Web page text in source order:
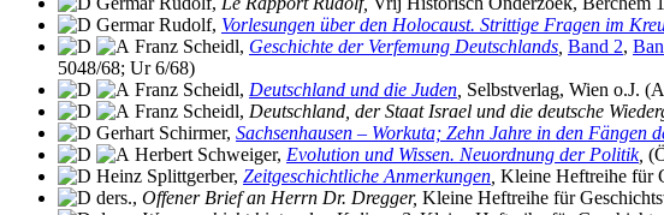
Germar Rudolf, Vorlesungen über den Holocaust. Strittige Fragen im
Franz Scheidl, Geschichte der Verfemung Deutschlands Band 2,
5048/68; Ur 6/68)
Franz Scheidl, Deutschland und die Juden Selbstverlag, Wien o.J.
Franz Scheidl, Deutschland, der Staat Israel und die deutsche
Gerhart Schirmer, Sachsenhausen – Workuta; Zehn Jahre in den Fängen
Herbert Schweiger, Evolution und Wissen. Neuordnung der Politik,
Heinz Splittgerber, Zeitgeschichtliche Anmerkungen Kleine Heftreihe für
ders., Offener Brief an Herrn Dr. Dregger, Kleine Heftreihe für